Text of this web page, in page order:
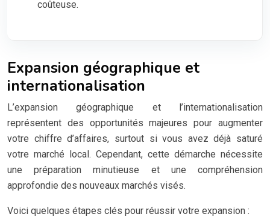
coûteuse.
Expansion géographique et
internationalisation
L’expansion géographique et l’internationalisation
représentent des opportunités majeures pour augmenter
votre chiffre d’affaires, surtout si vous avez déjà saturé
votre marché local. Cependant, cette démarche nécessite
une préparation minutieuse et une compréhension
approfondie des nouveaux marchés visés.
Voici quelques étapes clés pour réussir votre expansion :